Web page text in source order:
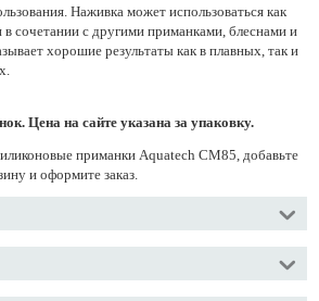
Наживка может использоваться как
в сочетании с другими приманками, блеснами и
хорошие результаты как в плавных, так и
Цена на сайте указана за упаковку.
приманки Aquatech СМ85, добавьте
и оформите заказ.